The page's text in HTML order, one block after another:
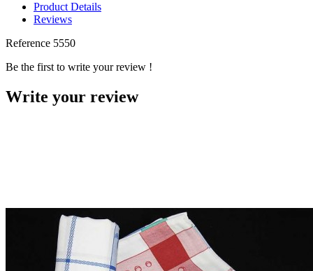
Product Details
Reviews
Reference 5550
Be the first to write your review !
Write your review